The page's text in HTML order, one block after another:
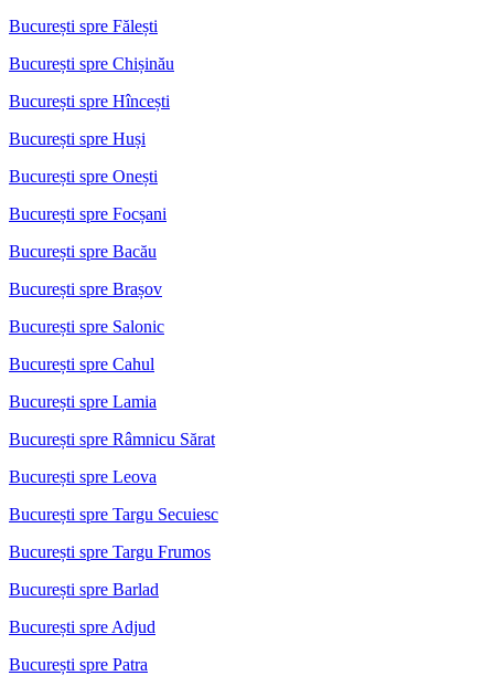
București spre Fălești
București spre Chișinău
București spre Hîncești
București spre Huși
București spre Onești
București spre Focșani
București spre Bacău
București spre Brașov
București spre Salonic
București spre Cahul
București spre Lamia
București spre Râmnicu Sărat
București spre Leova
București spre Targu Secuiesc
București spre Targu Frumos
București spre Barlad
București spre Adjud
București spre Patra